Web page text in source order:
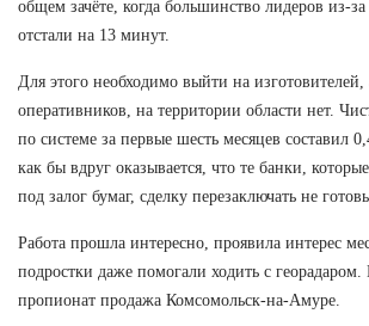
общем зачёте, когда большинство лидеров из-
отстали на 13 минут.
Для этого необходимо выйти на
оперативников, на территории области нет.
по системе за первые шесть месяцев составил
как бы вдруг оказывается, что те банки,
под залог бумаг, сделку перезаключать не
Работа прошла интересно, проявила интерес
подростки даже помогали ходить с георадаром.
пропионат продажа Комсомольск-на-Амуре.